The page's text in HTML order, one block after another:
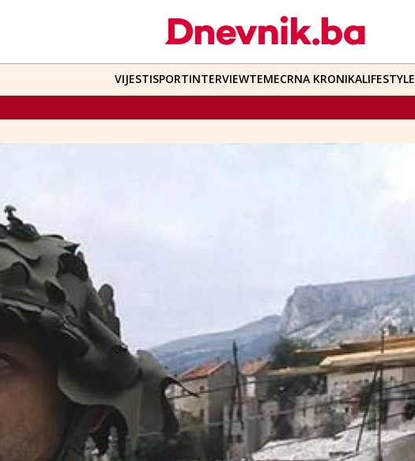
VIJESTISPORTINTERVIEWTEMECRNA KRONIKALIFESTYLE